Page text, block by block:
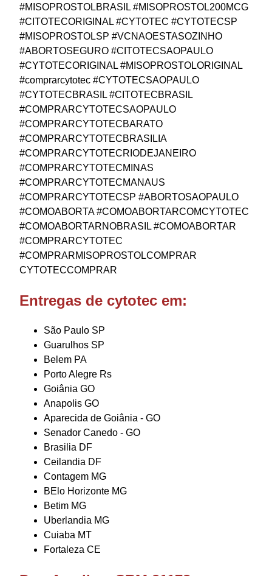
#MISOPROSTOLBRASIL #MISOPROSTOL200MCG
#CITOTECORIGINAL #CYTOTEC #CYTOTECSP
#MISOPROSTOLSP #VCNAOESTASOZINHO
#ABORTOSEGURO #CITOTECSAOPAULO
#CYTOTECORIGINAL #MISOPROSTOLORIGINAL
#comprarcytotec #CYTOTECSAOPAULO
#CYTOTECBRASIL #CITOTECBRASIL
#COMPRARCYTOTECSAOPAULO
#COMPRARCYTOTECBARATO
#COMPRARCYTOTECBRASILIA
#COMPRARCYTOTECRIODEJANEIRO
#COMPRARCYTOTECMINAS
#COMPRARCYTOTECMANAUS
#COMPRARCYTOTECSP #ABORTOSAOPAULO
#COMOABORTA #COMOABORTARCOMCYTOTEC
#COMOABORTARNOBRASIL #COMOABORTAR
#COMPRARCYTOTEC
#COMPRARMISOPROSTOLCOMPRAR
CYTOTECCOMPRAR
Entregas de cytotec em:
São Paulo SP
Guarulhos SP
Belem PA
Porto Alegre Rs
Goiânia GO
Anapolis GO
Aparecida de Goiânia - GO
Senador Canedo - GO
Brasilia DF
Ceilandia DF
Contagem MG
BElo Horizonte MG
Betim MG
Uberlandia MG
Cuiaba MT
Fortaleza CE